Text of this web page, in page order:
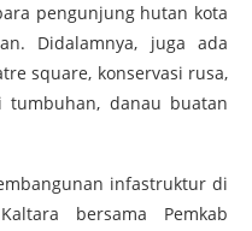
pengunjung hutan kota
Didalamnya, juga ada
square, konservasi rusa,
tumbuhan, danau buatan
infastruktur di
bersama Pemkab